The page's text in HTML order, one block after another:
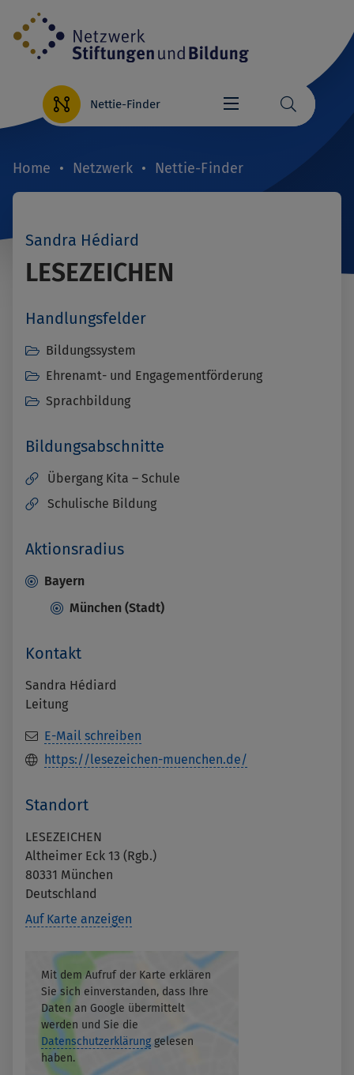
Direkt
zum
Inhalt
Nettie-Finder
Home Netzwerk Nettie-Finder
Sandra Hédiard
LESEZEICHEN
Handlungsfelder
Bildungssystem
Ehrenamt- und Engagementförderung
Sprachbildung
Bildungsabschnitte
Übergang Kita – Schule
Schulische Bildung
Aktionsradius
Bayern
München (Stadt)
Kontakt
Sandra Hédiard
Leitung
E-Mail schreiben
https://lesezeichen-muenchen.de/
Standort
LESEZEICHEN
Altheimer Eck 13 (Rgb.)
80331 München
Deutschland
Auf Karte anzeigen
Mit dem Aufruf der Karte erklären
Sie sich einverstanden, dass Ihre
Daten an Google übermittelt
werden und Sie die
Datenschutzerklärung gelesen
haben.